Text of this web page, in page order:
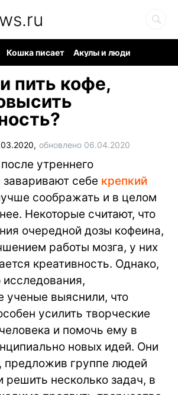
Кошка писает
Акулы и люди
пить кофе,
обновлено 06.04.2020
утреннего
себе крепкий
соображать и в целом
Некоторые считают, что
очередной дозы кофеина,
работы мозга, у них
креативность. Однако,
исследования,
ученые выяснили, что
усилить творческие
и помочь ему в
новых идей. Они
предложив группе людей
решить несколько задач, в